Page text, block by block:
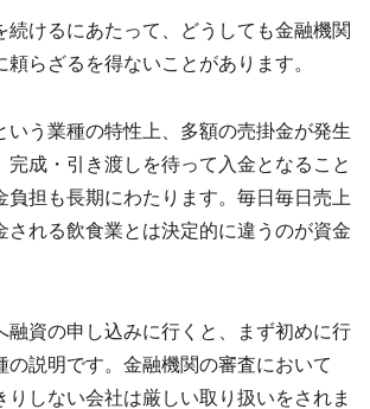
続けるにあたって、どうしても金融機関
らざるを得ないことがあります。
いう業種の特性上、多額の売掛金が発生
完成・引き渡しを待って入金となること
負担も長期にわたります。毎日毎日売上
される飲食業とは決定的に違うのが資金
融資の申し込みに行くと、まず初めに行
の説明です。金融機関の審査において
りしない会社は厳しい取り扱いをされま